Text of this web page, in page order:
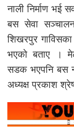
नाली निर्माण भई
बस सेवा
शिखरपुर गाविसका
भएको बताए ।
सडक भएपनि बस
अध्यक्ष प्रकाश